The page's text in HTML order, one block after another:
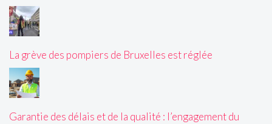
La grève des pompiers de Bruxelles est réglée
Garantie des délais et de la qualité : l’engagement du